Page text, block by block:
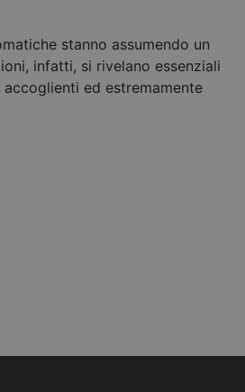
stanno assumendo un
infatti, si rivelano essenziali
ed estremamente